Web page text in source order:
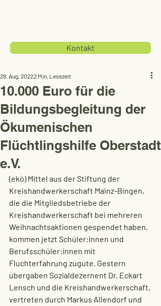
Kontakt
10.000 Euro für die
Bildungsbegleitung der
Ökumenischen
Flüchtlingshilfe Oberstadt
e.V.
29. Aug. 20222 Min. Lesezeit
(ekö) Mittel aus der Stiftung der
Kreishandwerkerschaft Mainz-Bingen,
die die Mitgliedsbetriebe der
Kreishandwerkerschaft bei mehreren
Weihnachtsaktionen gespendet haben,
kommen jetzt Schüler:innen und
Berufsschüler:innen mit
Fluchterfahrung zugute. Gestern
übergaben Sozialdezernent Dr. Eckart
Lensch und die Kreishandwerkerschaft,
vertreten durch Markus Allendorf und